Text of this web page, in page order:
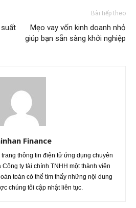
suất
Bài tiếp theo
Mẹo vay vốn kinh doanh nhỏ
giúp bạn sẵn sàng khởi nghiệp
Finance
thông tin điện tử ứng dụng chuyên
ty tài chính TNHH một thành viên
toàn có thể tìm thấy những nội dung
chúng tôi cập nhật liên tục.